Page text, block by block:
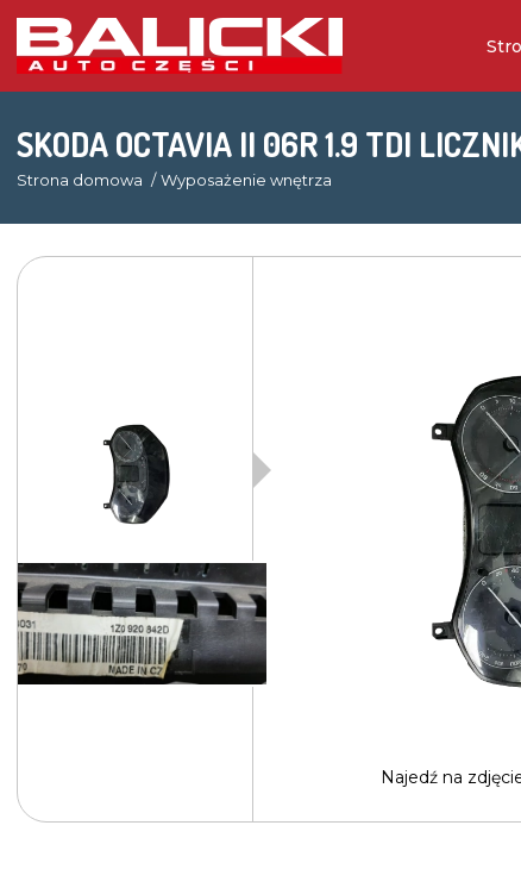
SKODA OCTAVIA II 06R 1.9 TDI
Strona domowa Wyposażenie wnętrza
Najedź na